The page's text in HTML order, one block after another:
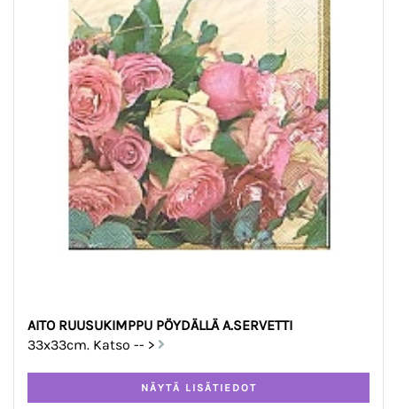
AITO RUUSUKIMPPU PÖYDÄLLÄ A.SERVETTI
33x33cm. Katso -- >